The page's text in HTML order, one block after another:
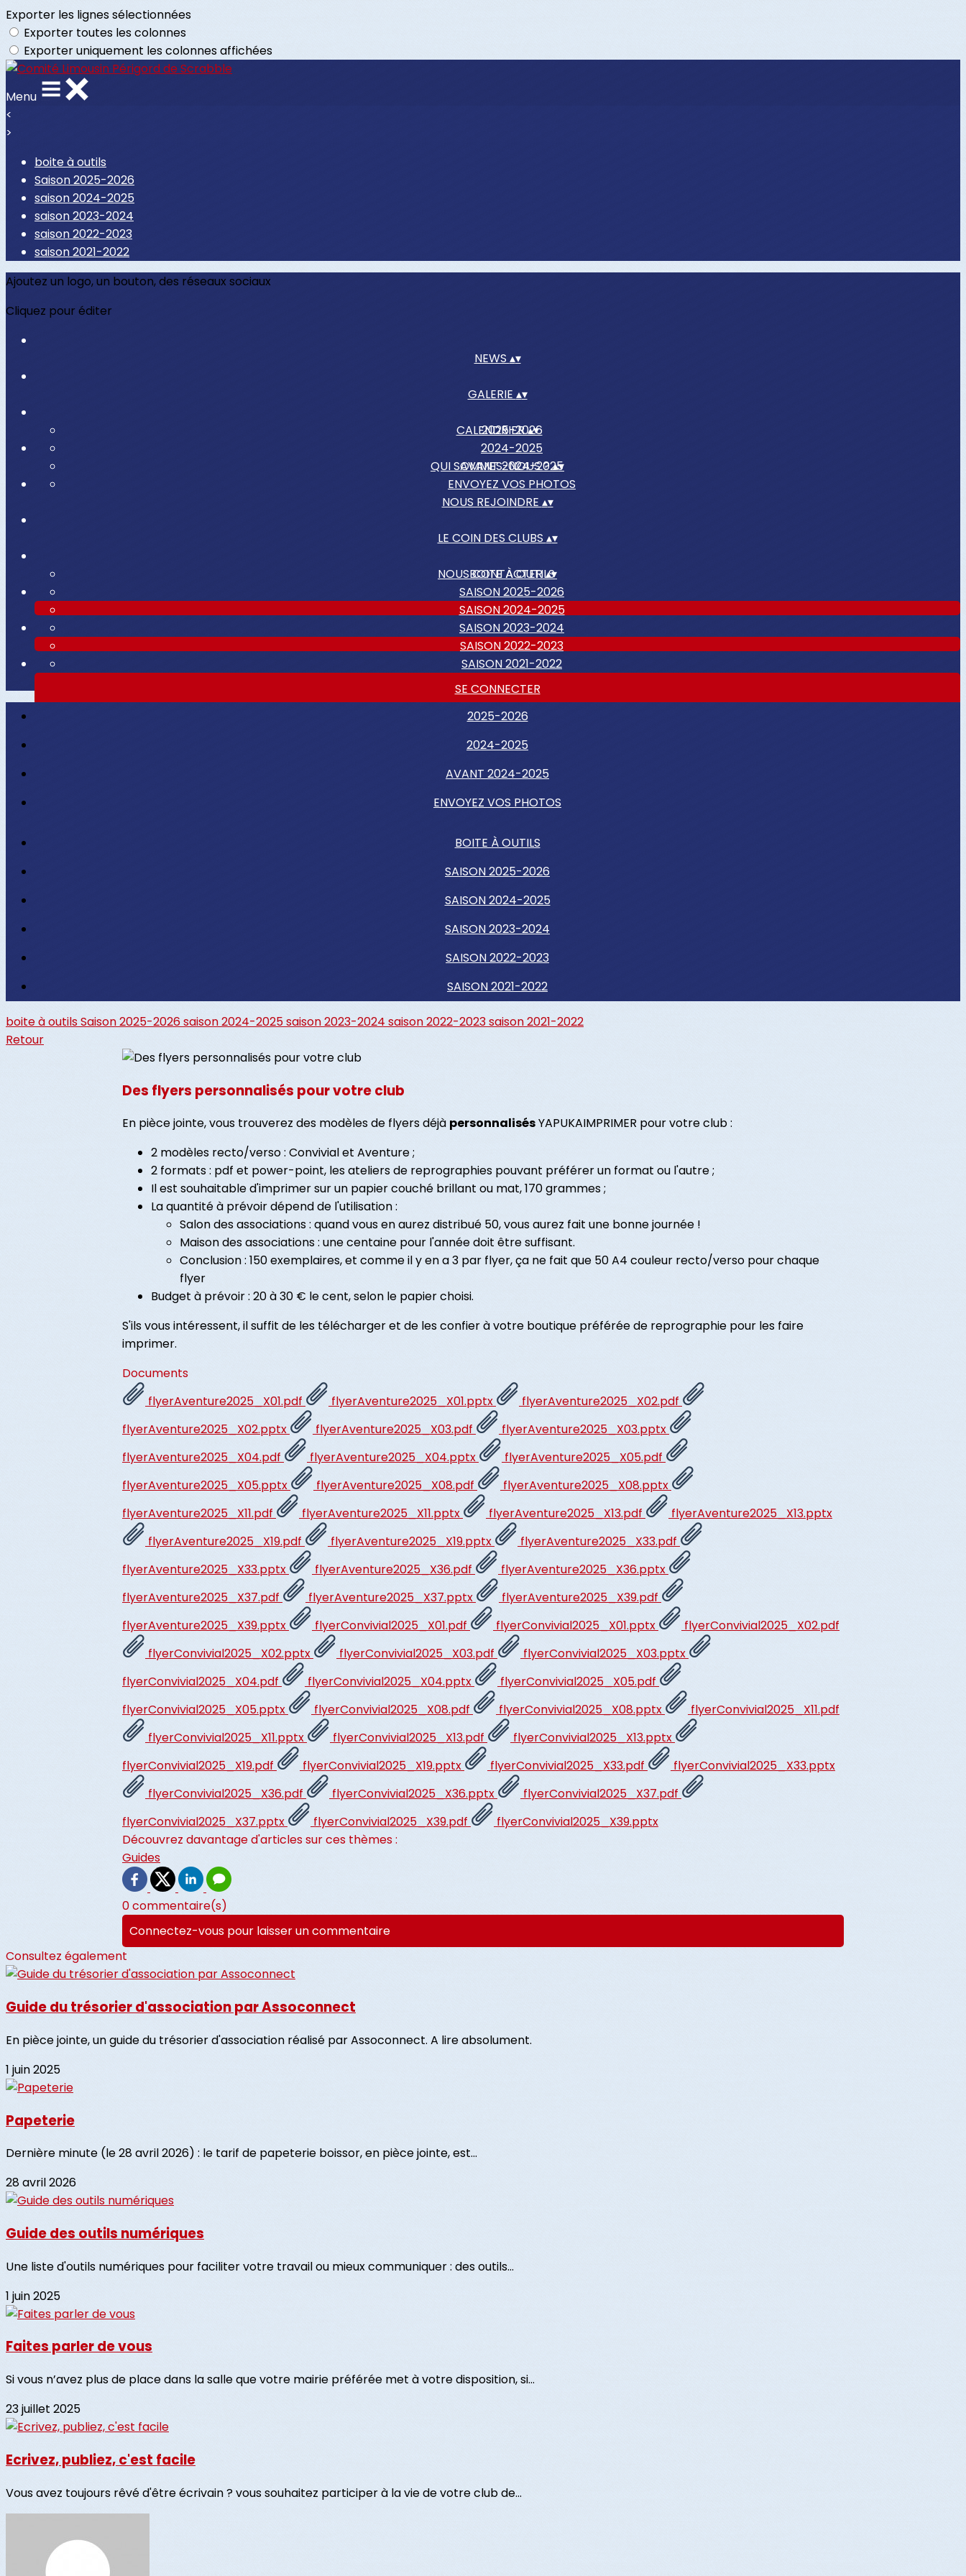
Exporter les lignes sélectionnées
Exporter toutes les colonnes
Exporter uniquement les colonnes affichées
Menu
<
>
boite à outils
Saison 2025-2026
saison 2024-2025
saison 2023-2024
saison 2022-2023
saison 2021-2022
Ajoutez un logo, un bouton, des réseaux sociaux
Cliquez pour éditer
NEWS ▴▾
GALERIE ▴▾
2025-2026
2024-2025
AVANT 2024-2025
ENVOYEZ VOS PHOTOS
CALENDRIER▴▾
QUI SOMMES-NOUS ?▴▾
NOUS REJOINDRE ▴▾
LE COIN DES CLUBS ▴▾
BOITE À OUTILS
SAISON 2025-2026
SAISON 2024-2025
SAISON 2023-2024
SAISON 2022-2023
SAISON 2021-2022
NOUS CONTACTER▴▾
SE CONNECTER
2025-2026
2024-2025
AVANT 2024-2025
ENVOYEZ VOS PHOTOS
BOITE À OUTILS
SAISON 2025-2026
SAISON 2024-2025
SAISON 2023-2024
SAISON 2022-2023
SAISON 2021-2022
boite à outilsSaison 2025-2026saison 2024-2025saison 2023-2024 saison 2022-2023saison 2021-2022
Retour
Des flyers personnalisés pour votre club
En pièce jointe, vous trouverez des modèles de flyers déjà personnalisésYAPUKAIMPRIMER pour votre club :
2 modèles recto/verso : Convivial et Aventure ;
2 formats : pdf et power-point, les ateliers de reprographies pouvant préférer un format ou l'autre ;
Il est souhaitable d'imprimer sur un papier couché brillant ou mat, 170 grammes ;
La quantité à prévoir dépend de l'utilisation :
Salon des associations : quand vous en aurez distribué 50, vous aurez fait une bonne journée !
Maison des associations : une centaine pour l'année doit être suffisant.
Conclusion : 150 exemplaires, et comme il y en a 3 par flyer, ça ne fait que 50 A4 couleur recto/verso pour chaque
flyer
Budget à prévoir : 20 à 30 € le cent, selon le papier choisi.
S'ils vous intéressent, il suffit de les télécharger et de les confier à votre boutique préférée de reprographie pour les faire
imprimer.
Documents
flyerAventure2025_X01.pdf
flyerAventure2025_X01.pptx
flyerAventure2025_X02.pdf
flyerAventure2025_X02.pptx
flyerAventure2025_X03.pdf
flyerAventure2025_X03.pptx
flyerAventure2025_X04.pdf
flyerAventure2025_X04.pptx
flyerAventure2025_X05.pdf
flyerAventure2025_X05.pptx
flyerAventure2025_X08.pdf
flyerAventure2025_X08.pptx
flyerAventure2025_X11.pdf
flyerAventure2025_X11.pptx flyerAventure2025_X13.pdf
flyerAventure2025_X13.pptx
flyerAventure2025_X19.pdf
flyerAventure2025_X19.pptx
flyerAventure2025_X33.pdf
flyerAventure2025_X33.pptx
flyerAventure2025_X36.pdf
flyerAventure2025_X36.pptx
flyerAventure2025_X37.pdf
flyerAventure2025_X37.pptx
flyerAventure2025_X39.pdf
flyerAventure2025_X39.pptx
flyerConvivial2025_X01.pdf flyerConvivial2025_X01.pptx
flyerConvivial2025_X02.pdf
flyerConvivial2025_X02.pptx
flyerConvivial2025_X03.pdf
flyerConvivial2025_X03.pptx
flyerConvivial2025_X04.pdf
flyerConvivial2025_X04.pptx
flyerConvivial2025_X05.pdf
flyerConvivial2025_X05.pptx
flyerConvivial2025_X08.pdf flyerConvivial2025_X08.pptx
flyerConvivial2025_X11.pdf
flyerConvivial2025_X11.pptx
flyerConvivial2025_X13.pdf
flyerConvivial2025_X13.pptx
flyerConvivial2025_X19.pdf
flyerConvivial2025_X19.pptx flyerConvivial2025_X33.pdf
flyerConvivial2025_X33.pptx
flyerConvivial2025_X36.pdf
flyerConvivial2025_X36.pptx
flyerConvivial2025_X37.pdf
flyerConvivial2025_X37.pptx
flyerConvivial2025_X39.pdf
flyerConvivial2025_X39.pptx
Découvrez davantage d'articles sur ces thèmes :
Guides
0 commentaire(s)
Connectez-vous pour laisser un commentaire
Consultez également
Guide du trésorier d'association par Assoconnect
En pièce jointe, un guide du trésorier d'association réalisé par Assoconnect. A lire absolument.
1 juin 2025
Papeterie
Dernière minute (le 28 avril 2026) : le tarif de papeterie boissor, en pièce jointe, est...
28 avril 2026
Guide des outils numériques
Une liste d'outils numériques pour faciliter votre travail ou mieux communiquer : des outils...
1 juin 2025
Faites parler de vous
Si vous n’avez plus de place dans la salle que votre mairie préférée met à votre disposition, si...
23 juillet 2025
Ecrivez, publiez, c'est facile
Vous avez toujours rêvé d'être écrivain ? vous souhaitez participer à la vie de votre club de...